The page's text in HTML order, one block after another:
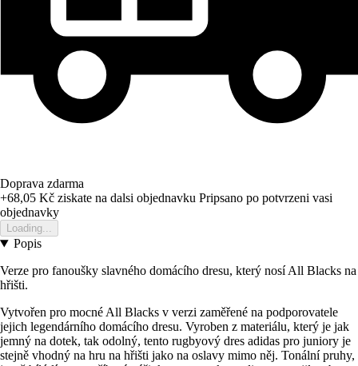
Doprava zdarma
+68,05 Kč ziskate na dalsi objednavku Pripsano po potvrzeni vasi
objednavky
Loading...
Popis
Verze pro fanoušky slavného domácího dresu, který nosí All Blacks na
hřišti.
Vytvořen pro mocné All Blacks v verzi zaměřené na podporovatele
jejich legendárního domácího dresu. Vyroben z materiálu, který je jak
jemný na dotek, tak odolný, tento rugbyový dres adidas pro juniory je
stejně vhodný na hru na hřišti jako na oslavy mimo něj. Tonální pruhy,